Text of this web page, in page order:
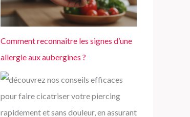
e
r
:
Comment reconnaître les signes d’une
allergie aux aubergines ?